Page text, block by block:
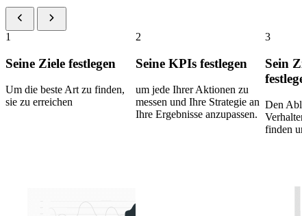
1
Seine Ziele festlegen
Um die beste Art zu finden,
sie zu erreichen
2
Seine KPIs festlegen
um jede Ihrer Aktionen zu
messen und Ihre Strategie an
Ihre Ergebnisse anzupassen.
3
Sein
Den
finden